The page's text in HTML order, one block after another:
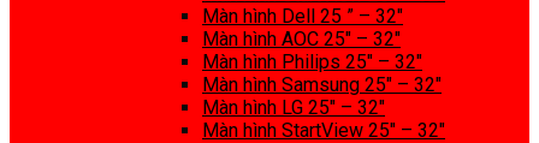
Màn hình Dell 25 ” – 32″
Màn hình AOC 25″ – 32″
Màn hình Philips 25″ – 32″
Màn hình Samsung 25″ – 32″
Màn hình LG 25″ – 32″
Màn hình StartView 25″ – 32″